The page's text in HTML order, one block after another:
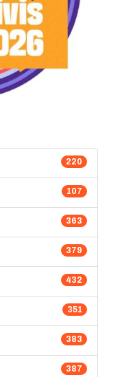
220
107
363
379
432
351
383
387